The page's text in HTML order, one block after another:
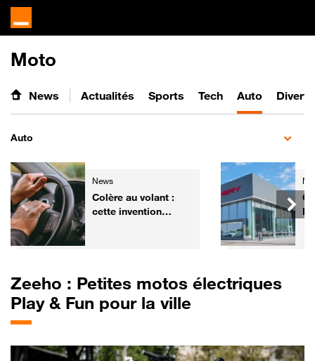
Moto
News Actualités Sports Tech Auto
Auto
News
Colère au volant :
cette invention
Zeeho : Petites motos électriques
Play & Fun pour la ville